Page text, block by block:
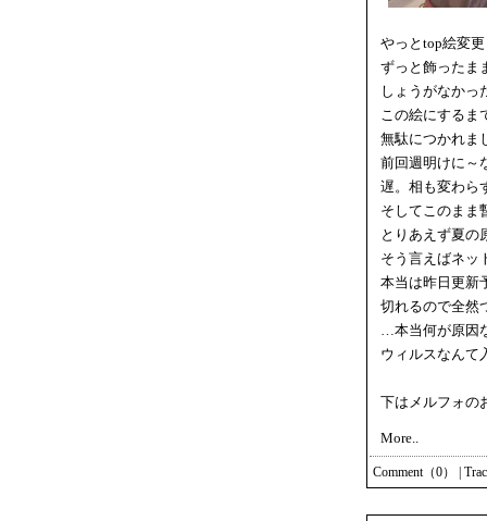
やっとtop絵変
ずっと飾ったま
しょうがなかっ
この絵にするま
無駄につかれま
前回週明けに～
遅。相も変わら
そしてこのまま
とりあえず夏
そう言えばネ
本当は昨日更新
切れるので全然
…本当何が原因
ウィルスなんて
下はメルフォの
More..
Comment（0）